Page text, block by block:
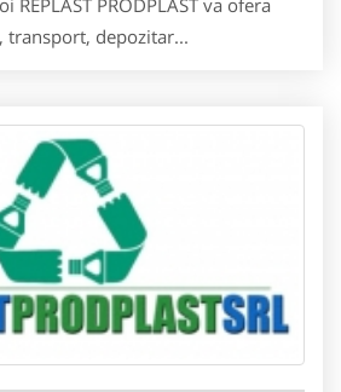
REPLAST PRODPLAST va ofera
transport, depozitar...